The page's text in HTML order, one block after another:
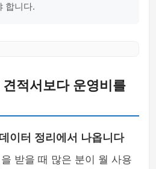
합니다.
적서보다 운영비를
이터 정리에서 나옵니다
받을 때 많은 분이 월 사용